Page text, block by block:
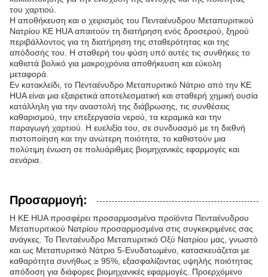
του χαρτιού.
Η αποθήκευση και ο χειρισμός του Πενταένυδρου Μεταπυριτικού
Νατρίου KE HUA απαιτούν τη διατήρηση ενός δροσερού, ξηρού
περιβάλλοντος για τη διατήρηση της σταθερότητας και της
απόδοσής του. Η σταθερή του φύση υπό αυτές τις συνθήκες το
καθιστά βολικό για μακροχρόνια αποθήκευση και εύκολη
μεταφορά.
Εν κατακλείδι, το Πενταένυδρο Μεταπυριτικό Νάτριο από την KE
HUA είναι μια εξαιρετικά αποτελεσματική και σταθερή χημική ουσία
κατάλληλη για την αναστολή της διάβρωσης, τις συνθέσεις
καθαρισμού, την επεξεργασία νερού, τα κεραμικά και την
παραγωγή χαρτιού. Η ευελιξία του, σε συνδυασμό με τη διεθνή
πιστοποίηση και την ανώτερη ποιότητα, το καθιστούν μια
πολύτιμη ένωση σε πολυάριθμες βιομηχανικές εφαρμογές και
σενάρια.
Προσαρμογή:
Η KE HUA προσφέρει προσαρμοσμένα προϊόντα Πενταένυδρου
Μεταπυριτικού Νατρίου προσαρμοσμένα στις συγκεκριμένες σας
ανάγκες. Το Πενταένυδρο Μεταπυριτικό Οξύ Νατρίου μας, γνωστό
και ως Μεταπυριτικό Νάτριο 5-Ενυδατωμένο, κατασκευάζεται με
καθαρότητα συνήθως ≥ 95%, εξασφαλίζοντας υψηλής ποιότητας
απόδοση για διάφορες βιομηχανικές εφαρμογές. Προερχόμενο